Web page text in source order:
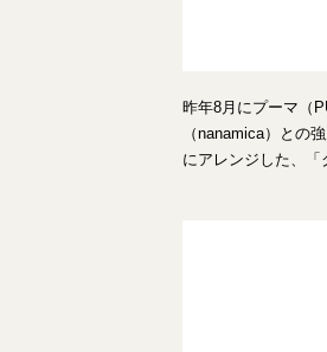
昨年8月にプーマ（
（nanamica）との
にアレンジした、「